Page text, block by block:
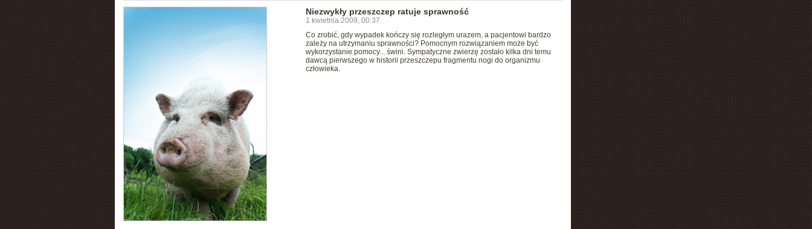
Niezwykły przeszczep ratuje sprawność
1 kwietnia 2009, 00:37
Co zrobić, gdy wypadek kończy się rozległym urazem, a pacjentowi bardzo
zależy na utrzymaniu sprawności? Pomocnym rozwiązaniem może być
wykorzystanie pomocy... świni. Sympatyczne zwierzę zostało kilka dni temu
dawcą pierwszego w historii przeszczepu fragmentu nogi do organizmu
człowieka.